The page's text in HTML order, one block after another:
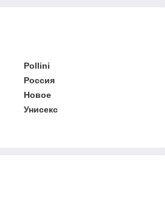
Pollini
Россия
Новое
Унисекс